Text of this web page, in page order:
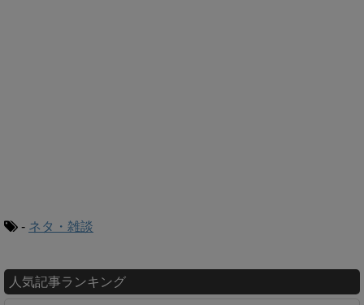
- ネタ・雑談
人気記事ランキング